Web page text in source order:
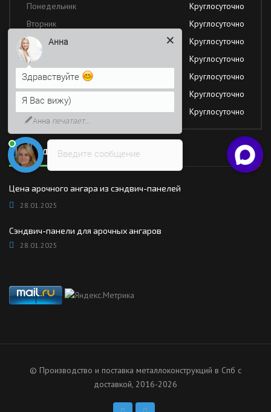
Понедельник
Круглосуточно
Вторник
Круглосуточно
Среда
Круглосуточно
Четверг
Круглосуточно
Пятница
Круглосуточно
Суббота
Круглосуточно
Воскресение
Круглосуточно
Последние новости
Цена арочного ангара из сэндвич-панелей
28.01.2025
Сэндвич-панели для арочных ангаров
28.01.2025
© Производство и поставка металлоконструкций в Спб с
доставкой, 2016-2026
Введите сообщение
Анна
Здравствуйте
Я Вас вижу)
Анна печатает...